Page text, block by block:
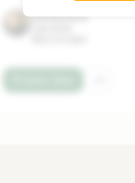
Иеромонаха